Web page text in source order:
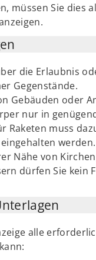
müssen Sie dies
die Erlaubnis
Gegenstände.
Gebäuden oder
nur in
Raketen muss
werden.
Nähe von
dürfen Sie kein
alle